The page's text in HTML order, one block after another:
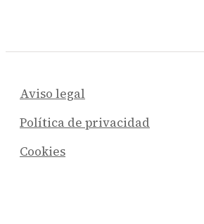
Aviso legal
Política de privacidad
Cookies